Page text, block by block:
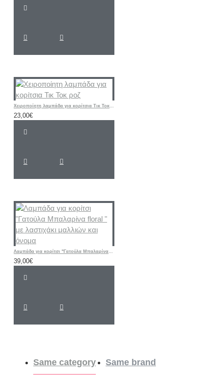
Χειροποίητη λαμπάδα για κορίτσια Τικ Τοκ ροζ
23,00€
Λαμπάδα για κορίτσι "Γατούλα Μπαλαρίνα floral " με λαστιχάκι μαλλιών και όνομα
39,00€
Same category Same brand